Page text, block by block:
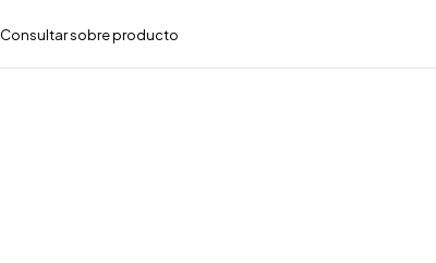
Consultar sobre producto